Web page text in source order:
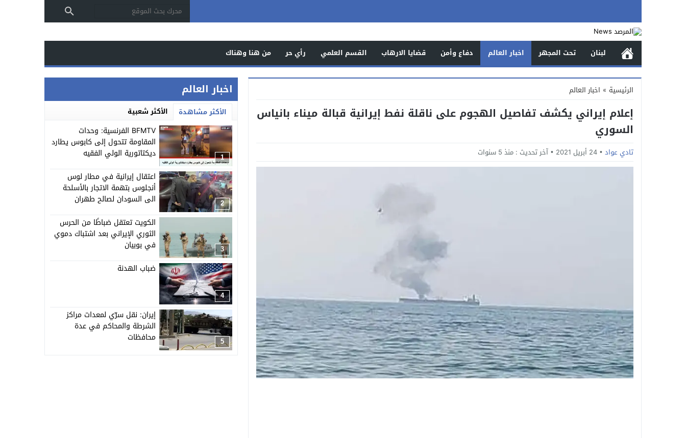
لبنان تحت المجهر اخبار العالم دفاع وأمن قضايا الارهاب القسم العلمي رأي حر من هنا وهناك
الرئيسية » اخبار العالم
إعلام إيراني يكشف تفاصيل الهجوم على ناقلة نفط إيرانية قبالة ميناء بانياس
السوري
تادي عواد 24 أبريل 2021 آخر تحديث : منذ 5 سنوات
اخبار العالم
الأكثر مشاهدة الأكثر شعبية
1
BFMTV الفرنسية: وحدات
المقاومة تتحول إلى كابوس يطارد
ديكتاتورية الولي الفقيه
2
اعتقال إيرانية في مطار لوس
أنجلوس بتهمة الاتجار بالأسلحة
الى السودان لصالح طهران
3
الكويت تعتقل ضباطًا من الحرس
الثوري الإيراني بعد اشتباك دموي
في بوبيان
4
ضباب الهدنة
5
إيران: نقل سرّي لمعدات مراكز
الشرطة والمحاكم في عدة
محافظات